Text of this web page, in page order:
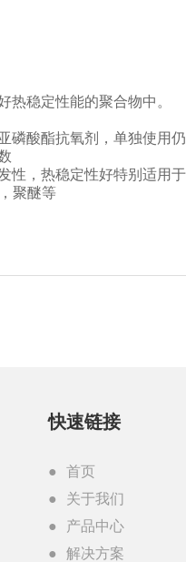
稳定性能的聚合物中。
磷酸酯抗氧剂，单独使用
性，热稳定性好特别适用
聚醚等
快速链接
首页
关于我们
产品中心
解决方案